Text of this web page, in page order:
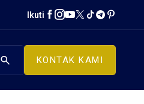
Ikuti
search KONTAK KAMI